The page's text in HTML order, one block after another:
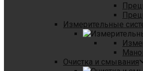
Измерительные
Очистка и смывания